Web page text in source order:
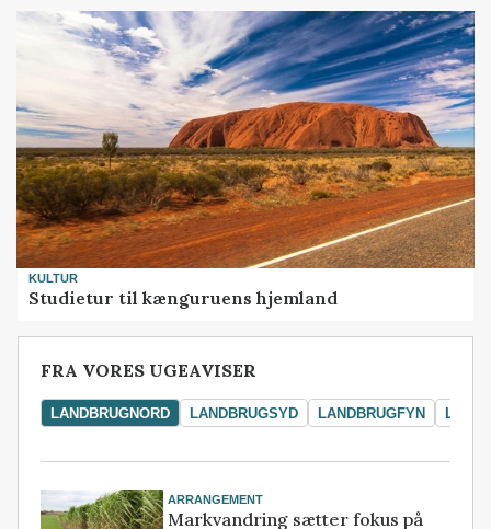
KULTUR
Studietur til kænguruens hjemland
FRA VORES UGEAVISER
LANDBRUGNORD LANDBRUGSYD LANDBRUGFYN
ARRANGEMENT
Markvandring sætter fokus på